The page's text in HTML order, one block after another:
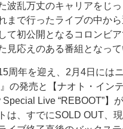
波乱万丈のキャリアをじ
まで行ったライブの中か
て初公開となるコロンビ
見応えのある番組となって
周年を迎え、2月4日には
』の発売と【ナオト・イン
Live “REBOOT”】
は、すでにSOLD OUT、